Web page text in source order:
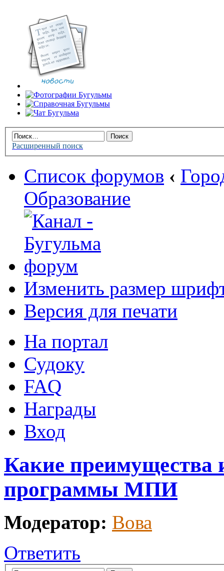
Расширенный поиск
Список форумов ‹
Образование
Изменить размер
Версия для печати
На портал
Судоку
FAQ
Награды
Вход
Какие преимущества
программы МПИ
Модератор: Вова
Ответить